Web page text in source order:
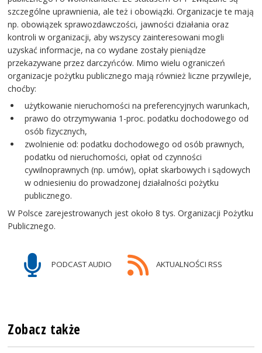
szczególne uprawnienia, ale też i obowiązki. Organizacje te mają
np. obowiązek sprawozdawczości, jawności działania oraz
kontroli w organizacji, aby wszyscy zainteresowani mogli
uzyskać informacje, na co wydane zostały pieniądze
przekazywane przez darczyńców. Mimo wielu ograniczeń
organizacje pożytku publicznego mają również liczne przywileje,
choćby:
użytkowanie nieruchomości na preferencyjnych warunkach,
prawo do otrzymywania 1-proc. podatku dochodowego od
osób fizycznych,
zwolnienie od: podatku dochodowego od osób prawnych,
podatku od nieruchomości, opłat od czynności
cywilnoprawnych (np. umów), opłat skarbowych i sądowych
w odniesieniu do prowadzonej działalności pożytku
publicznego.
W Polsce zarejestrowanych jest około 8 tys. Organizacji Pożytku
Publicznego.
PODCAST AUDIO AKTUALNOŚCI RSS
Zobacz także